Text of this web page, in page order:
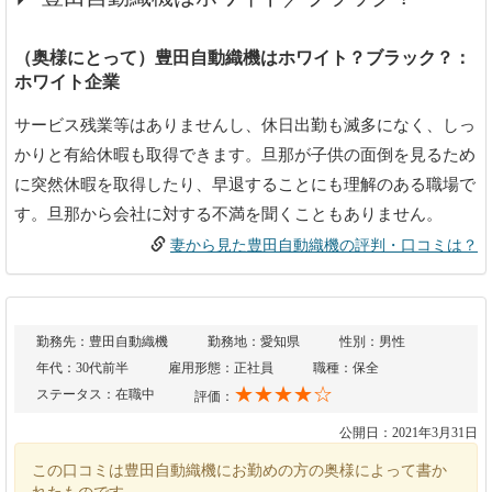
（奥様にとって）豊田自動織機はホワイト？ブラック？：
ホワイト企業
サービス残業等はありませんし、休日出勤も滅多になく、しっ
かりと有給休暇も取得できます。旦那が子供の面倒を見るため
に突然休暇を取得したり、早退することにも理解のある職場で
す。旦那から会社に対する不満を聞くこともありません。
妻から見た豊田自動織機の評判・口コミは？
勤務先：豊田自動織機 勤務地：愛知県
性別：男性
年代：30代前半
雇用形態：正社員
職種：保全
ステータス：在職中
評価： ★★★★☆
公開日：2021年3月31日
この口コミは豊田自動織機にお勤めの方の奥様によって書か